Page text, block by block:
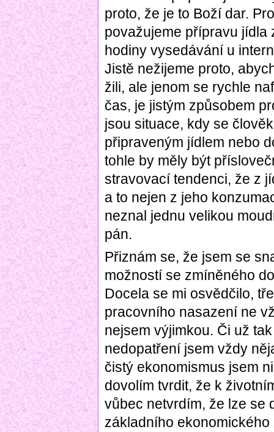
proto, že je to Boží dar.
považujeme přípravu jídla
hodiny vysedávání u
Jistě nežijeme proto,
žili, ale jenom se rychle
čas, je jistým způsobem
jsou situace, kdy se
připraveným jídlem nebo
tohle by měly být
stravovací tendenci, že z
a to nejen z jeho
neznal jednu velikou
pán.
Přiznám se, že jsem se
možností se zmíněného
Docela se mi osvědčilo,
pracovního nasazení ne
nejsem výjimkou. Či už
nedopatření jsem vždy
čistý ekonomismus jsem
dovolím tvrdit, že k
vůbec netvrdím, že lze se
základního